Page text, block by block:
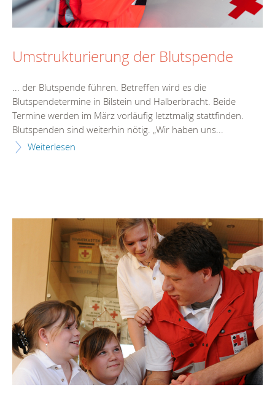
Umstrukturierung der Blutspende
... der Blutspende führen. Betreffen wird es die
Blutspendetermine in Bilstein und Halberbracht. Beide
Termine werden im März vorläufig letztmalig stattfinden.
Blutspenden sind weiterhin nötig. „Wir haben uns...
Weiterlesen